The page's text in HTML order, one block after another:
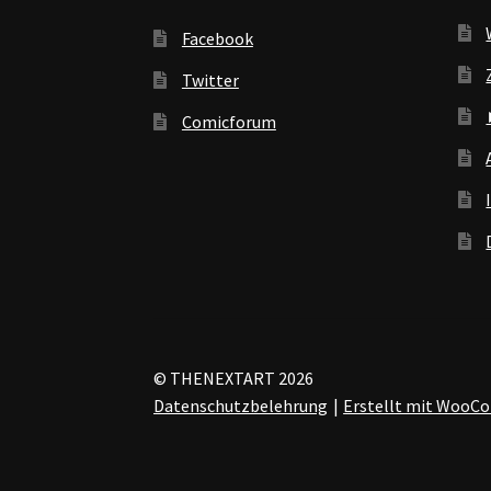
Facebook
Twitter
Comicforum
© THENEXTART 2026
Datenschutzbelehrung
Erstellt mit